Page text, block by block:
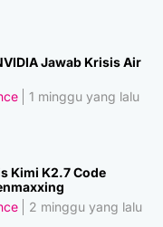
Jawab Krisis Air
1 minggu yang lalu
Kimi K2.7 Code
2 minggu yang lalu